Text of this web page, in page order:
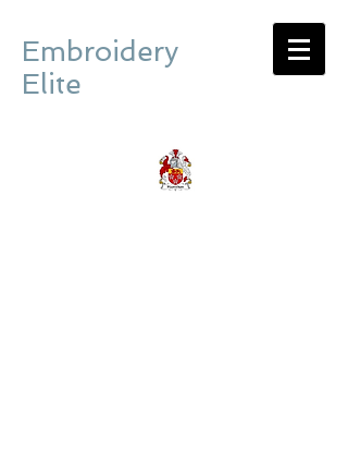
Embroidery
Elite